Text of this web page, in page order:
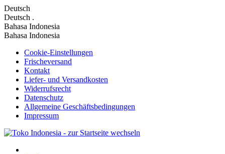
Deutsch
Deutsch .
Bahasa Indonesia
Bahasa Indonesia
Cookie-Einstellungen
Frischeversand
Kontakt
Liefer- und Versandkosten
Widerrufsrecht
Datenschutz
Allgemeine Geschäftsbedingungen
Impressum